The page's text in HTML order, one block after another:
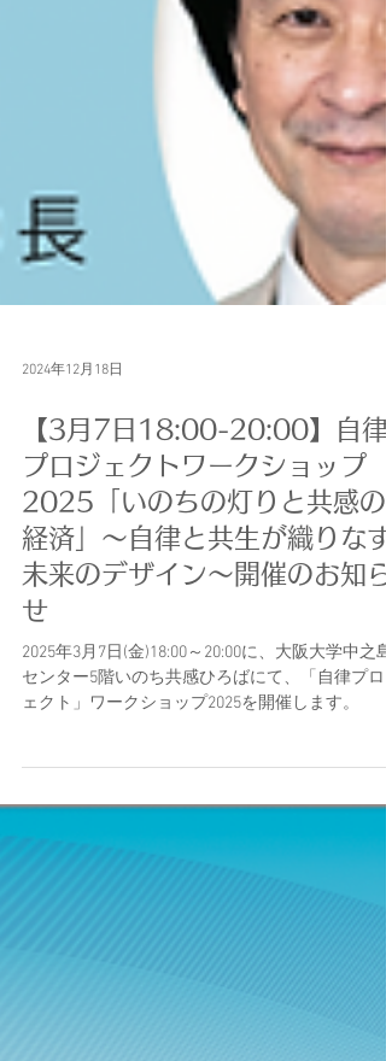
2024年12月18日
【3月7日18:00-20:00】自律
プロジェクトワークショップ
2025「いのちの灯りと共感の
経済」〜自律と共生が織りなす
未来のデザイン〜開催のお知ら
ェクト」ワークショップ2025を開催します。